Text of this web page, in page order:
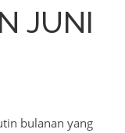
JUNI
bulanan yang